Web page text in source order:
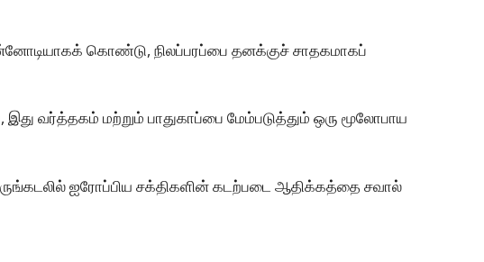
கொண்டு, நிலப்பரப்பை தனக்குச் சாதகமாகப்
வர்த்தகம் மற்றும் பாதுகாப்பை மேம்படுத்தும் ஒரு மூலோபாய
ஐரோப்பிய சக்திகளின் கடற்படை ஆதிக்கத்தை சவால்